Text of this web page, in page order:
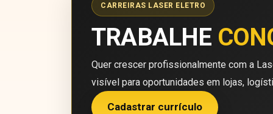
CARREIRAS LASER ELETRO
TRABALHE
Quer crescer profissionalmente com a
visível para oportunidades em lojas,
Cadastrar currículo